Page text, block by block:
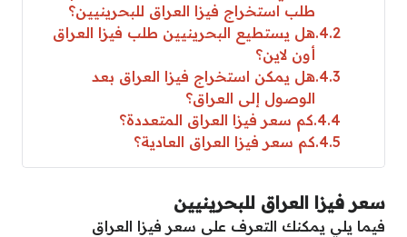
طلب استخراج فيزا العراق للبحرينيين؟
4.2 هل يستطيع البحرينيين طلب فيزا العراق
أون لاين؟
4.3 هل يمكن استخراج فيزا العراق بعد
الوصول إلى العراق؟
4.4 كم سعر فيزا العراق المتعددة؟
4.5 كم سعر فيزا العراق العادية؟
سعر فيزا العراق للبحرينيين
فيما يلي يمكنك التعرف على سعر فيزا العراق